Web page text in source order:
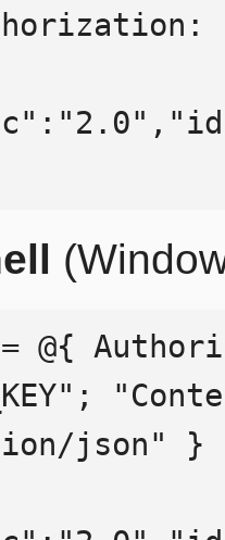
= @{
json" }